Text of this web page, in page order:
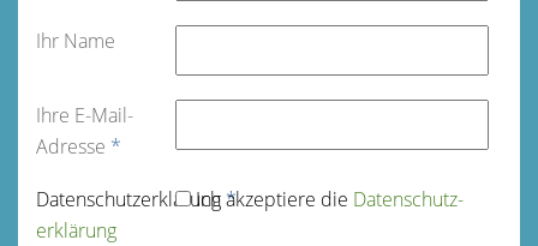
Ihr Name
Ihre E-Mail-
Adresse *
Datenschutz­erklärung*
Ich akzeptiere die Datenschutz­
erklärung